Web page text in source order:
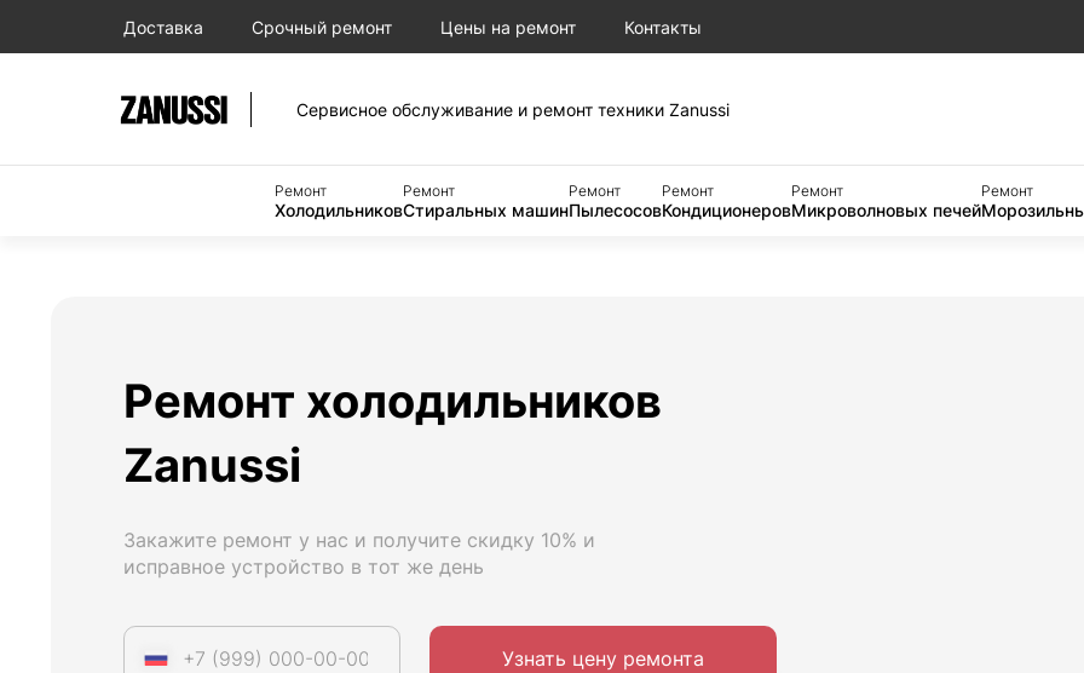
Доставка Срочный ремонт Цены на ремонт Контакты
Сервисное обслуживание и ремонт техники Zanussi
Ремонт
Холодильников
Ремонт
Стиральных машин
Ремонт
Пылесосов
Ремонт
Кондиционеров
Ремонт
Микроволновых печей
Ремонт
Ремонт холодильников
Zanussi
Закажите ремонт у нас и получите скидку 10% и
исправное устройство в тот же день
Узнать цену ремонта